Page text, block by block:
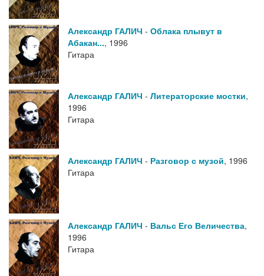
Александр ГАЛИЧ - Облака плывут в
Абакан..., 1996
Гитара
Александр ГАЛИЧ - Литераторские мостки,
1996
Гитара
Александр ГАЛИЧ - Разговор с музой, 1996
Гитара
Александр ГАЛИЧ - Вальс Его Величества,
1996
Гитара